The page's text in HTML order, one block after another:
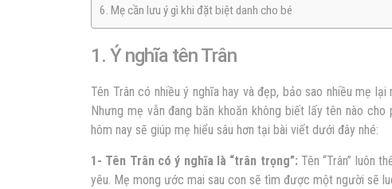
6. Mẹ cần lưu ý gì khi đặt biệt danh cho bé
1. Ý nghĩa tên Trân
Tên Trân có nhiều ý nghĩa hay và đẹp, bảo sao nhiều mẹ
Nhưng mẹ vẫn đang băn khoăn không biết lấy tên nào
hôm nay sẽ giúp mẹ hiểu sâu hơn tại bài viết dưới đây nhé:
1- Tên Trân có ý nghĩa là “trân trọng”: Tên “Trân” luôn
yêu. Mẹ mong ước mai sau con sẽ tìm được một người sẽ